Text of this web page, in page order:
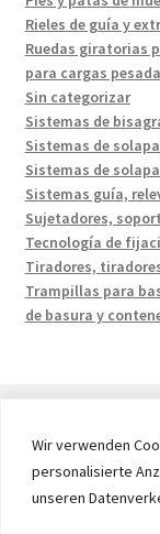
Wir verwenden
personalisierte
unseren
Rieles de guía y
Ruedas giratorias
para cargas
Sin categorizar
Sistemas de
Sistemas de
Sistemas de
Sistemas guía,
Sujetadores,
Tecnología de
Tiradores,
Trampillas para
de basura y
© 2026 by
High quality